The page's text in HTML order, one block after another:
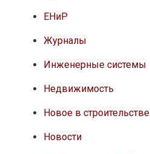
ЕНиР
Журналы
Инженерные системы
Недвижимость
Новое в строительстве
Новости